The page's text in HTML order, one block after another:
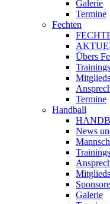
Galerie
Termine
Fechten
Übers
Termine
Handball
News
Galerie